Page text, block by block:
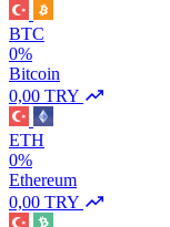
BTC
0%
Bitcoin
0,00 TRY
ETH
0%
Ethereum
0,00 TRY